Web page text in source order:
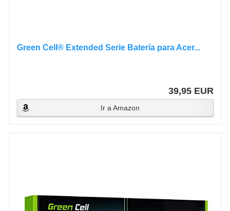
Green Cell® Extended Serie Batería para Acer...
39,95 EUR
Ir a Amazon